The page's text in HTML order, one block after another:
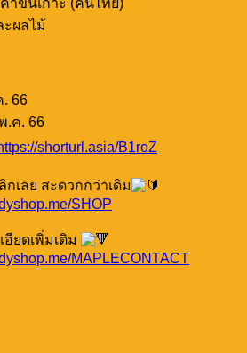
าขึ้นเกาะ (คนไทย)
ผลไม้
. 66
.ค. 66
shorturl.asia/B1roZ
เลย สะดวกกว่าเดิม
SHOP
ยดเพิ่มเติม
MAPLECONTACT